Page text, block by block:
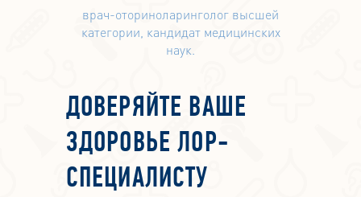
врач-оториноларинголог высшей
категории, кандидат медицинских
наук.
ДОВЕРЯЙТЕ ВАШЕ
ЗДОРОВЬЕ ЛОР-
СПЕЦИАЛИСТУ